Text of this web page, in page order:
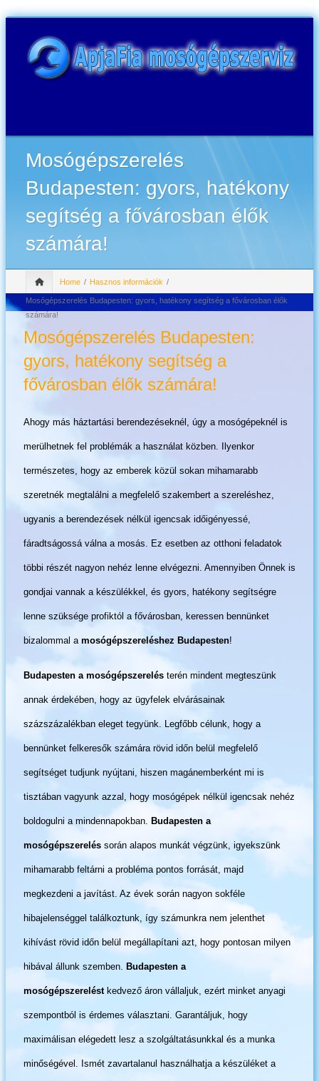
Mosógépszerelés
Budapesten: gyors, hatékony
segítség a fővárosban élők
számára!
Home Hasznos információk
Mosógépszerelés Budapesten: gyors, hatékony segítség a fővárosban élők
számára!
Mosógépszerelés Budapesten:
gyors, hatékony segítség a
fővárosban élők számára!
Ahogy más háztartási berendezéseknél, úgy a mosógépeknél is
merülhetnek fel problémák a használat közben. Ilyenkor
természetes, hogy az emberek közül sokan mihamarabb
szeretnék megtalálni a megfelelő szakembert a szereléshez,
ugyanis a berendezések nélkül igencsak időigényessé,
fáradtságossá válna a mosás. Ez esetben az otthoni feladatok
többi részét nagyon nehéz lenne elvégezni. Amennyiben Önnek is
gondjai vannak a készülékkel, és gyors, hatékony segítségre
lenne szüksége profiktól a fővárosban, keressen bennünket
bizalommal a mosógépszereléshez Budapesten!
Budapesten a mosógépszerelés terén mindent megteszünk
annak érdekében, hogy az ügyfelek elvárásainak
százszázalékban eleget tegyünk. Legfőbb célunk, hogy a
bennünket felkeresők számára rövid időn belül megfelelő
segítséget tudjunk nyújtani, hiszen magánemberként mi is
tisztában vagyunk azzal, hogy mosógépek nélkül igencsak nehéz
boldogulni a mindennapokban. Budapesten a
mosógépszerelés során alapos munkát végzünk, igyekszünk
mihamarabb feltárni a probléma pontos forrását, majd
megkezdeni a javítást. Az évek során nagyon sokféle
hibajelenséggel találkoztunk, így számunkra nem jelenthet
kihívást rövid időn belül megállapítani azt, hogy pontosan milyen
hibával állunk szemben. Budapesten a
mosógépszereléstkedvező áron vállaljuk, ezért minket anyagi
szempontból is érdemes választani. Garantáljuk, hogy
maximálisan elégedett lesz a szolgáltatásunkkal és a munka
minőségével. Ismét zavartalanul használhatja a készüléket a